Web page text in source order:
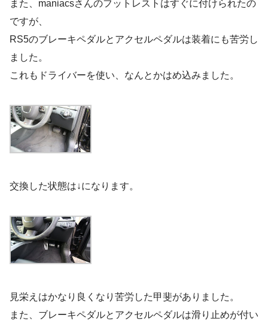
また、maniacsさんのフットレストはすぐに付けられたの
ですが、
RS5のブレーキペダルとアクセルペダルは装着にも苦労し
ました。
これもドライバーを使い、なんとかはめ込みました。
交換した状態は↓になります。
見栄えはかなり良くなり苦労した甲斐がありました。
また、ブレーキペダルとアクセルペダルは滑り止めが付い